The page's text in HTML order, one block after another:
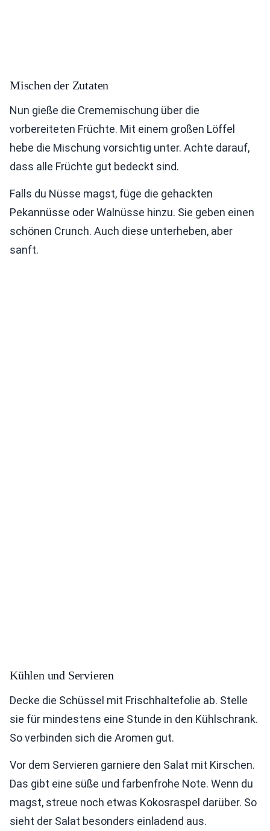
Mischen der Zutaten
Nun gieße die Crememischung über die
vorbereiteten Früchte. Mit einem großen Löffel
hebe die Mischung vorsichtig unter. Achte darauf,
dass alle Früchte gut bedeckt sind.
Falls du Nüsse magst, füge die gehackten
Pekannüsse oder Walnüsse hinzu. Sie geben einen
schönen Crunch. Auch diese unterheben, aber
sanft.
Kühlen und Servieren
Decke die Schüssel mit Frischhaltefolie ab. Stelle
sie für mindestens eine Stunde in den Kühlschrank.
So verbinden sich die Aromen gut.
Vor dem Servieren garniere den Salat mit Kirschen.
Das gibt eine süße und farbenfrohe Note. Wenn du
magst, streue noch etwas Kokosraspel darüber. So
sieht der Salat besonders einladend aus.